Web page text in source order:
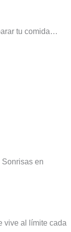
tu comida…
en
vive al límite cada